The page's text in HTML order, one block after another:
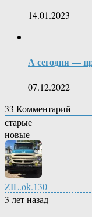
14.01.2023
А сегодня —
07.12.2022
33 Комментарий
старые
новые
ZIL.ok.130
3 лет назад